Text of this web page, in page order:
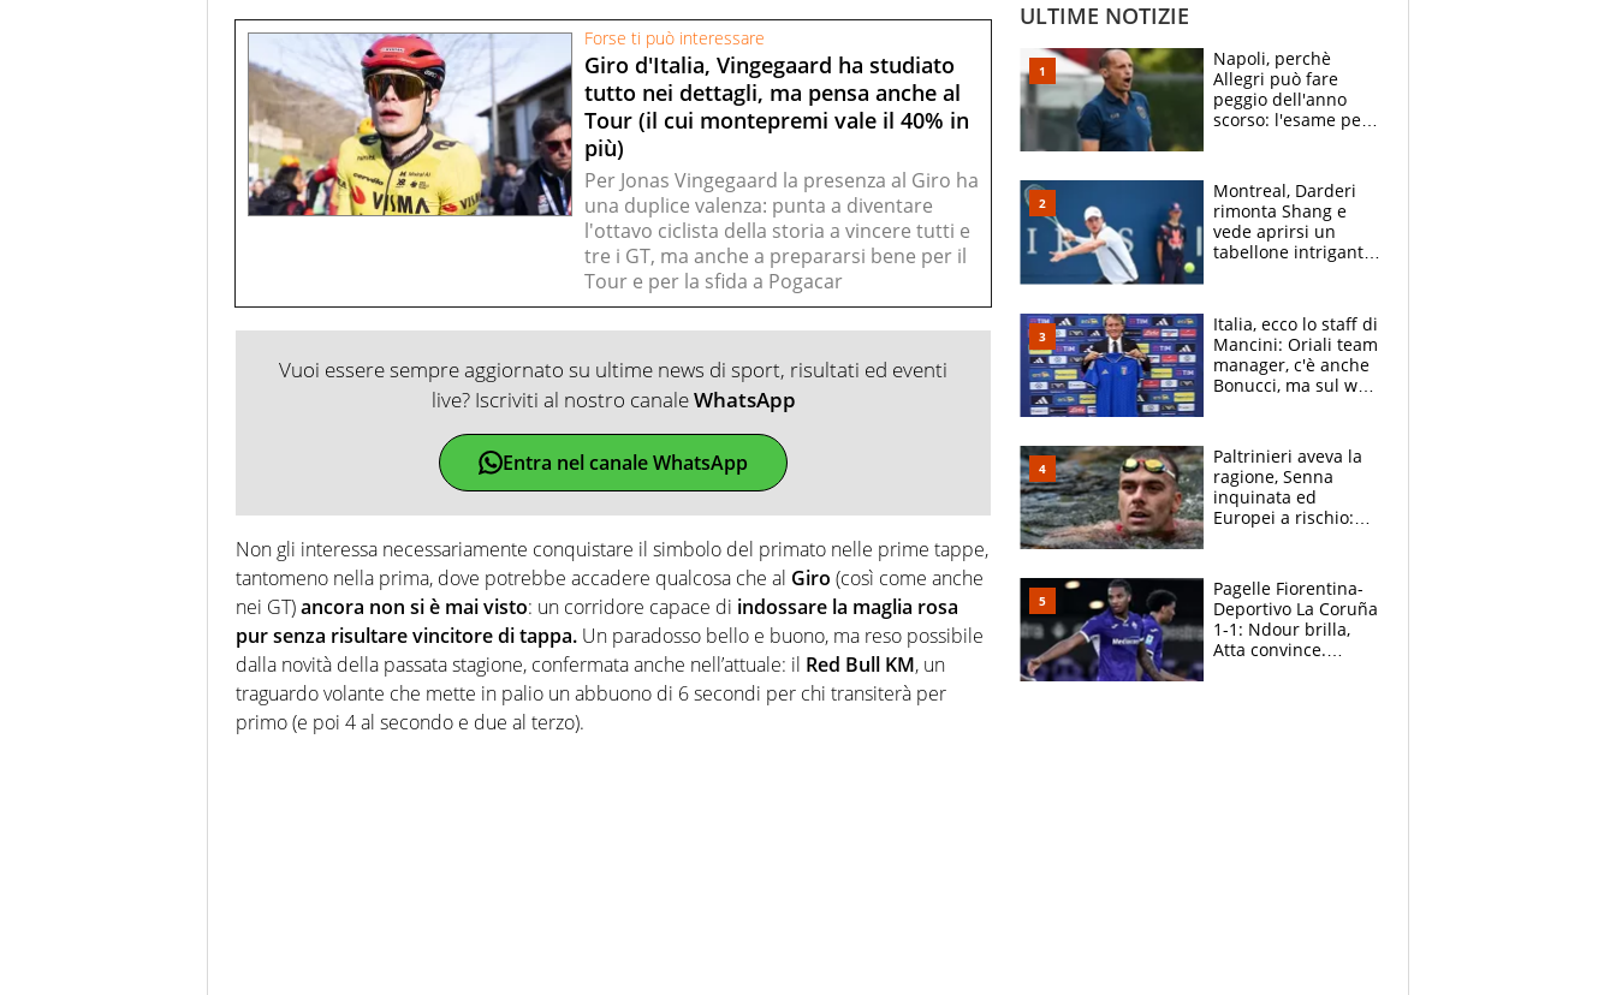
Forse ti può interessare
Giro d'Italia, Vingegaard ha studiato
tutto nei dettagli, ma pensa anche al
Tour (il cui montepremi vale il 40% in
più)
Per Jonas Vingegaard la presenza al Giro ha
una duplice valenza: punta a diventare
l'ottavo ciclista della storia a vincere tutti e
tre i GT, ma anche a prepararsi bene per il
Tour e per la sfida a Pogacar
Vuoi essere sempre aggiornato su ultime news di sport, risultati ed eventi
live? Iscriviti al nostro canaleWhatsApp
Entra nel canale WhatsApp
Non gli interessa necessariamente conquistare il simbolo del primato nelle prime tappe,
tantomeno nella prima, dove potrebbe accadere qualcosa che al Giro (così come anche
nei GT)ancora non si è mai visto: un corridore capace di indossare la maglia rosa
pur senza risultare vincitore di tappa. Un paradosso bello e buono, ma reso possibile
dalla novità della passata stagione, confermata anche nell’attuale: il Red Bull KM, un
traguardo volante che mette in palio un abbuono di 6 secondi per chi transiterà per
primo (e poi 4 al secondo e due al terzo).
ULTIME NOTIZIE
Napoli, perchè
Allegri può fare
peggio dell'anno
scorso: l'esame per
Monopoly
Montreal, Darderi
rimonta Shang e
vede aprirsi un
tabellone intrigante:
felice del mio livello"
Italia, ecco lo staff di
Mancini: Oriali team
manager, c'è anche
Bonucci, ma sul web
Paltrinieri aveva la
ragione, Senna
inquinata ed
Europei a rischio:
adesso
Pagelle Fiorentina-
Deportivo La Coruña
1-1: Ndour brilla,
Atta convince.